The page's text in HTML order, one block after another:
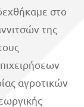
στο
της
αγροτικών